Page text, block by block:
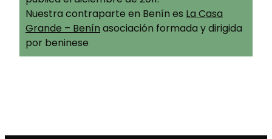
Nuestra contraparte en Benín es La Casa
Grande – Benín asociación formada y dirigida
por beninese